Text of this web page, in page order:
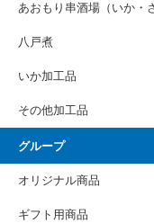
あおもり串酒場（いか・
八戸煮
いか加工品
その他加工品
グループ
オリジナル商品
ギフト用商品